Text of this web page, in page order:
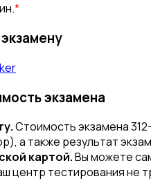
*
экзамена
Стоимость экзамена
а также результат
картой.Вы можете
центр тестирования не